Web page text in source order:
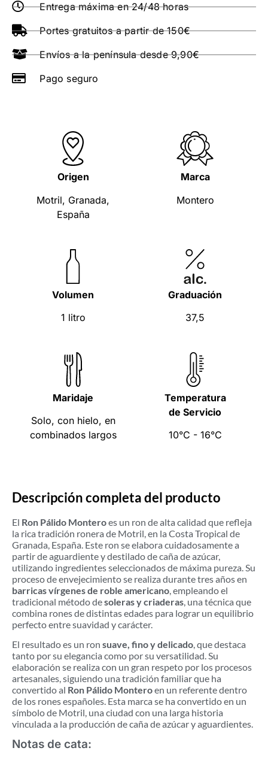
Entrega máxima en 24/48 horas
Portes gratuitos a partir de 150€
Envíos a la península desde 9,90€
Pago seguro
Origen
Motril, Granada,
España
Marca
Montero
Volumen
1 litro
Graduación
37,5
Maridaje
Solo, con hielo, en
combinados largos
Temperatura
de Servicio
10°C - 16°C
Descripción completa del producto
El Ron Pálido Monteroes un ron de alta calidad que refleja
la rica tradición ronera de Motril, en la Costa Tropical de
Granada, España. Este ron se elabora cuidadosamente a
partir de aguardiente y destilado de caña de azúcar,
utilizando ingredientes seleccionados de máxima pureza. Su
proceso de envejecimiento se realiza durante tres años en
barricas vírgenes de roble americano , empleando el
tradicional método desoleras y criaderas , una técnica que
combina rones de distintas edades para lograr un equilibrio
perfecto entre suavidad y carácter.
El resultado es un ron suave, fino y delicado, que destaca
tanto por su elegancia como por su versatilidad. Su
elaboración se realiza con un gran respeto por los procesos
artesanales, siguiendo una tradición familiar que ha
convertido al Ron Pálido Monteroen un referente dentro
de los rones españoles. Esta marca se ha convertido en un
símbolo de Motril, una ciudad con una larga historia
vinculada a la producción de caña de azúcar y aguardientes.
Notas de cata: